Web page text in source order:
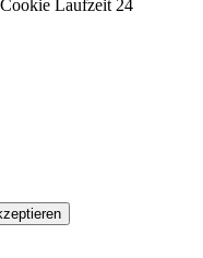
Cookie Laufzeit 24